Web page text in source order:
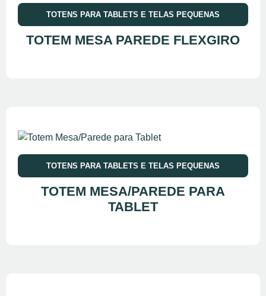
TOTENS PARA TABLETS E TELAS PEQUENAS
TOTEM MESA PAREDE FLEXGIRO
TOTENS PARA TABLETS E TELAS PEQUENAS
TOTEM MESA/PAREDE PARA
TABLET